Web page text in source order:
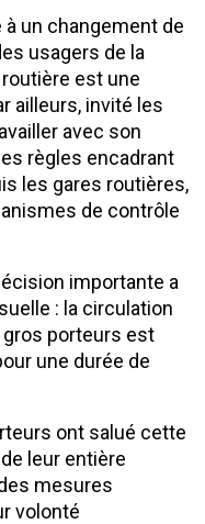
un changement de
usagers de la
est une
ailleurs, invité les
avec son
règles encadrant
les gares routières,
de contrôle
importante a
: la circulation
porteurs est
une durée de
ont salué cette
leur entière
mesures
volonté